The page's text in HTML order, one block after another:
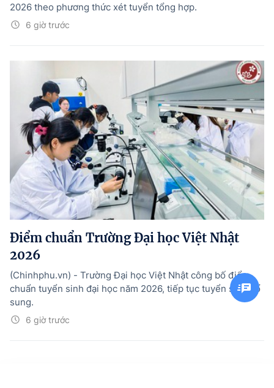
6 giờ trước
2026 theo phương thức xét tuyển tổng hợp.
Điểm chuẩn Trường Đại học Việt Nhật
2026
6 giờ trước
(Chinhphu.vn) - Trường Đại học Việt Nhật công bố điểm
chuẩn tuyển sinh đại học năm 2026, tiếp tục tuyển sinh bổ
sung.